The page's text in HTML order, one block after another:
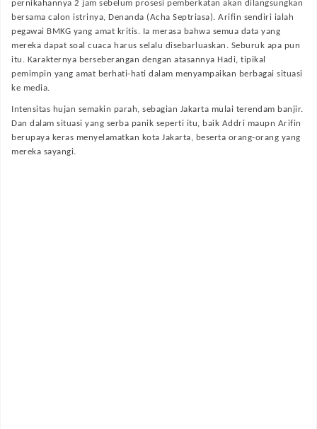
pernikahannya 2 jam sebelum prosesi pemberkatan akan dilangsungkan
bersama calon istrinya, Denanda (Acha Septriasa). Arifin sendiri ialah
pegawai BMKG yang amat kritis. Ia merasa bahwa semua data yang
mereka dapat soal cuaca harus selalu disebarluaskan. Seburuk apa pun
itu. Karakternya berseberangan dengan atasannya Hadi, tipikal
pemimpin yang amat berhati-hati dalam menyampaikan berbagai situasi
ke media.
Intensitas hujan semakin parah, sebagian Jakarta mulai terendam banjir.
Dan dalam situasi yang serba panik seperti itu, baik Addri maupn Arifin
berupaya keras menyelamatkan kota Jakarta, beserta orang-orang yang
mereka sayangi.